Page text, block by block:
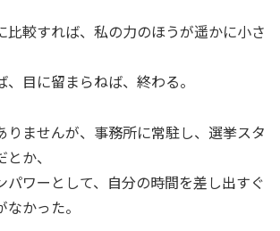
比較すれば、私の力のほうが遥かに小さ
目に留まらねば、終わる。
りませんが、事務所に常駐し、選挙スタ
か、
パワーとして、自分の時間を差し出すぐ
かった。